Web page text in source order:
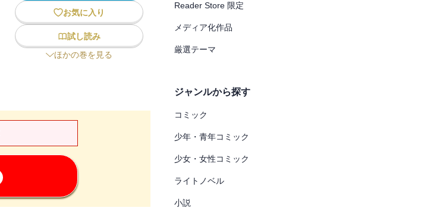
お気に入り
試し読み
ほかの巻を見る
Reader Store 限定
メディア化作品
厳選テーマ
ジャンルから探す
コミック
少年・青年コミック
少女・女性コミック
ライトノベル
小説